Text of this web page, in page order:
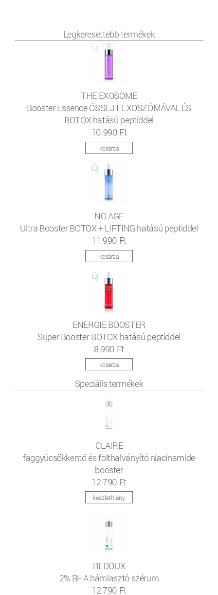
Legkeresettebb termékek
THE EXOSOME
Booster Essence ŐSSEJT EXOSZÓMÁVAL ÉS
BOTOX hatású peptiddel
10 990 Ft
kosárba
NO AGE
Ultra Booster BOTOX + LIFTING hatású peptiddel
11 990 Ft
kosárba
ENERGIE BOOSTER
Super Booster BOTOX hatású peptiddel
8 990 Ft
kosárba
Speciális termékek
CLAIRE
faggyúcsökkentő és folthalványító niacinamide
booster
12 790 Ft
készlethiány
REDOUX
2% BHA hámlasztó szérum
12 790 Ft